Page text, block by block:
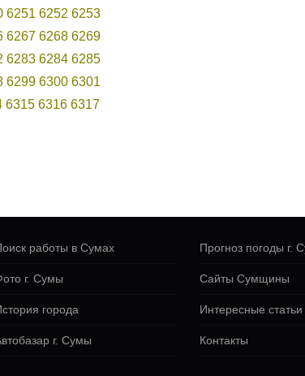
6251 6252 6253
6267 6268 6269
6283 6284 6285
6299 6300 6301
6315 6316 6317
работы в Сумах
г. Сумы
города
г. Сумы
Прогноз погоды г.
Сайты Сумщины
Интересные статьи
Контакты